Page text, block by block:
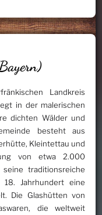
Landkreis
in der malerischen
dichten Wälder und
besteht aus
Kleintettau und
von etwa 2.000
traditionsreiche
Jahrhundert eine
Die Glashütten von
die weltweit